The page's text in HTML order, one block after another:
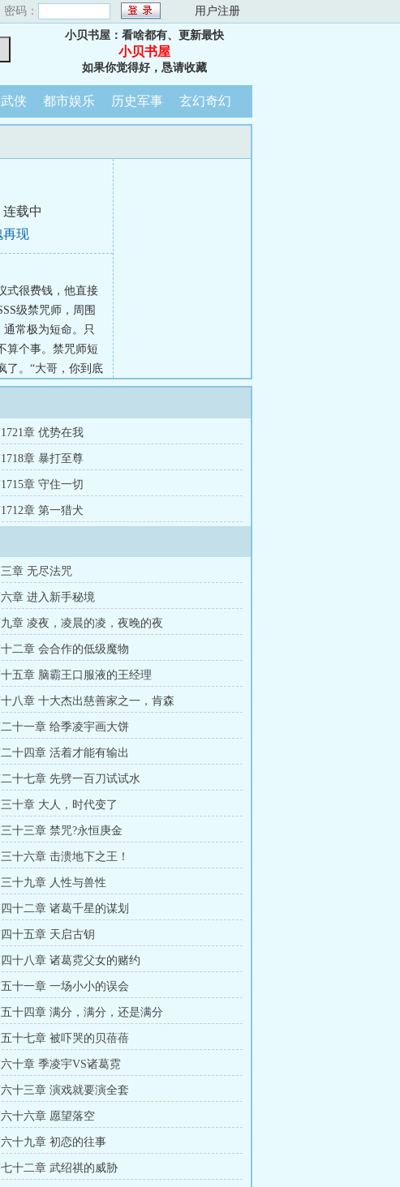
密码： 用户注册
小贝书屋：看啥都有、更新最快
小贝书屋
如果你觉得好，恳请收藏
侠 都市娱乐 历史军事 玄幻奇幻
载中
再现
式很费钱，他直接
级禁咒师，周围
常极为短命。只
算个事。禁咒师短
了。“大哥，你到底
章 优势在我
章 暴打至尊
章 守住一切
章 第一猎犬
章 无尽法咒
章 进入新手秘境
章 凌夜，凌晨的凌，夜晚的夜
二章 会合作的低级魔物
五章 脑霸王口服液的王经理
八章 十大杰出慈善家之一，肯森
十一章 给季凌宇画大饼
十四章 活着才能有输出
十七章 先劈一百刀试试水
十章 大人，时代变了
十三章 禁咒?永恒庚金
十六章 击溃地下之王！
十九章 人性与兽性
十二章 诸葛千星的谋划
十五章 天启古钥
十八章 诸葛霓父女的赌约
十一章 一场小小的误会
十四章 满分，满分，还是满分
十七章 被吓哭的贝蓓蓓
十章 季凌宇VS诸葛霓
十三章 演戏就要演全套
十六章 愿望落空
十九章 初恋的往事
十二章 武绍祺的威胁